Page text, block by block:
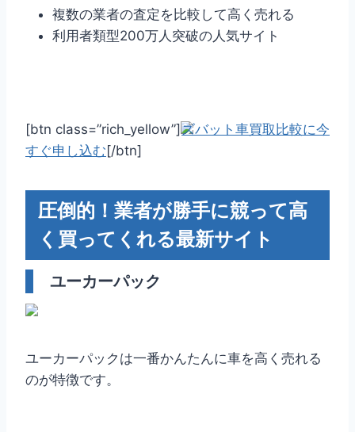
複数の業者の査定を比較して高く売れる
利用者類型200万人突破の人気サイト
[btn class=”rich_yellow”]ズバット車買取比較に今
すぐ申し込む[/btn]
圧倒的！業者が勝手に競って高
く買ってくれる最新サイト
ユーカーパック
ユーカーパックは一番かんたんに車を高く売れる
のが特徴です。